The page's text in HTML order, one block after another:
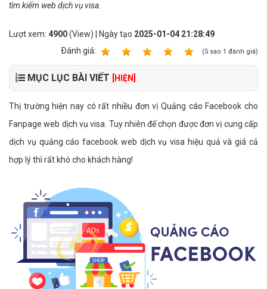
tìm kiếm web dịch vụ visa.
Lượt xem: 4900(View) | Ngày tạo 2025-01-04 21:28:49
Ðánh giá:
(5 sao 1 đánh giá)
MỤC LỤC BÀI VIẾT [HIỆN]
Thị trường hiện nay có rất nhiều đơn vị Quảng cáo Facebook cho
Fanpage web dịch vụ visa. Tuy nhiên để chọn được đơn vị cung cấp
dịch vụ quảng cáo facebook web dịch vụ visa hiệu quả và giá cả
hợp lý thì rất khó cho khách hàng!